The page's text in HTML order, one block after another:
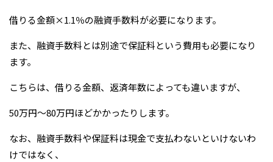
借りる金額×1.1％の融資手数料が必要になります。
また、融資手数料とは別途で保証料という費用も必要になり
ます。
こちらは、借りる金額、返済年数によっても違いますが、
50万円～80万円ほどかかったりします。
なお、融資手数料や保証料は現金で支払わないといけないわ
けではなく、